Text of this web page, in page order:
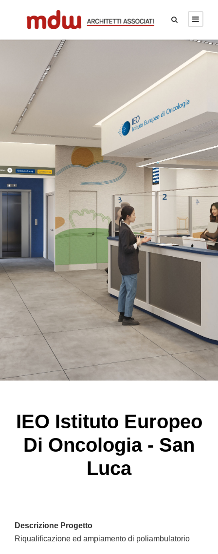
IEO Istituto Europeo
Di Oncologia - San
Luca
Descrizione Progetto
Riqualificazione ed ampiamento di poliambulatorio